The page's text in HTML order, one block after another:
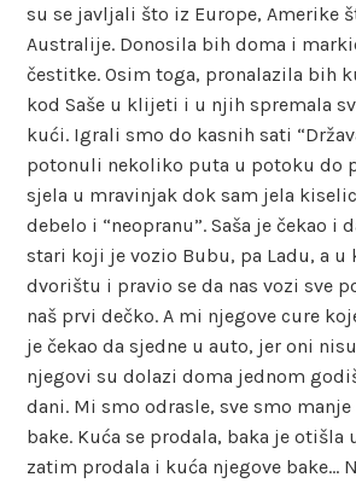
su se javljali što iz Europe, Amerike
Australije. Donosila bih doma i
čestitke. Osim toga, pronalazila bih
kod Saše u klijeti i u njih spremala
kući. Igrali smo do kasnih sati
potonuli nekoliko puta u potoku do
sjela u mravinjak dok sam jela
debelo i “neopranu”. Saša je čekao i
stari koji je vozio Bubu, pa Ladu, a u
dvorištu i pravio se da nas vozi sve
naš prvi dečko. A mi njegove cure
je čekao da sjedne u auto, jer oni
njegovi su dolazi doma jednom
dani. Mi smo odrasle, sve smo
bake. Kuća se prodala, baka je otišla
zatim prodala i kuća njegove bake…